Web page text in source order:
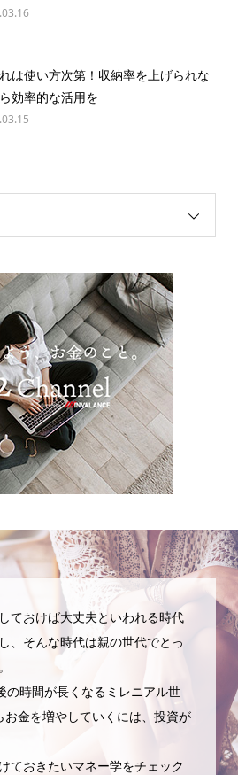
は使い方次第！収納率を上げられな
効率的な活用を
ておけば大丈夫といわれる時代
、そんな時代は親の世代でとっ
の時間が長くなるミレニアル世
お金を増やしていくには、投資が
ておきたいマネー学をチェック